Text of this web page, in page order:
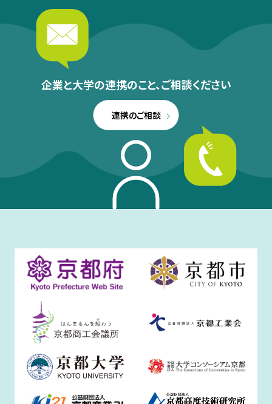
企業と大学の連携のこと、ご相談ください
連携のご相談